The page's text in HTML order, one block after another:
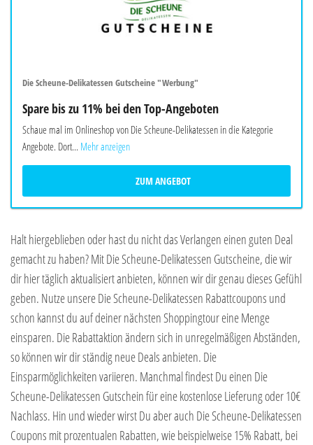
Die Scheune-Delikatessen Gutscheine "Werbung"
Spare bis zu 11% bei den Top-Angeboten
Schaue mal im Onlineshop von Die Scheune-Delikatessen in die Kategorie
Angebote. Dort... Mehr anzeigen
ZUM ANGEBOT
Halt hiergeblieben oder hast du nicht das Verlangen einen guten Deal
gemacht zu haben? Mit Die Scheune-Delikatessen Gutscheine, die wir
dir hier täglich aktualisiert anbieten, können wir dir genau dieses Gefühl
geben. Nutze unsere Die Scheune-Delikatessen Rabattcoupons und
schon kannst du auf deiner nächsten Shoppingtour eine Menge
einsparen. Die Rabattaktion ändern sich in unregelmäßigen Abständen,
so können wir dir ständig neue Deals anbieten. Die
Einsparmöglichkeiten variieren. Manchmal findest Du einen Die
Scheune-Delikatessen Gutschein für eine kostenlose Lieferung oder 10€
Nachlass. Hin und wieder wirst Du aber auch Die Scheune-Delikatessen
Coupons mit prozentualen Rabatten, wie beispielweise 15% Rabatt, bei